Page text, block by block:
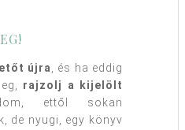
újra
, és ha eddig
rajzolj a kijelölt
ettől sokan
de nyugi, egy könyv